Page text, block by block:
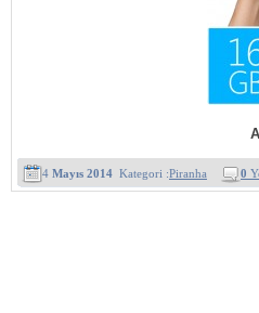
4 Mayıs 2014 Kategori :Piranha 0